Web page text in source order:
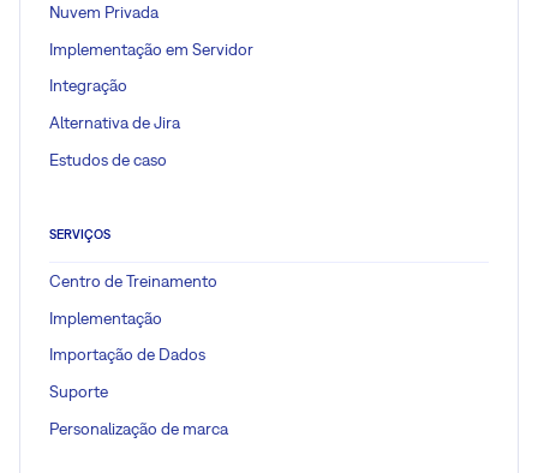
Nuvem Privada
Implementação em Servidor
Integração
Alternativa de Jira
Estudos de caso
SERVIÇOS
Centro de Treinamento
Implementação
Importação de Dados
Suporte
Personalização de marca